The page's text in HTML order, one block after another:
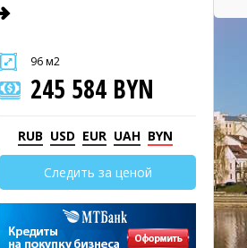
96 м2
245 584 BYN
RUB USD EUR UAH BYN
Следить за ценой